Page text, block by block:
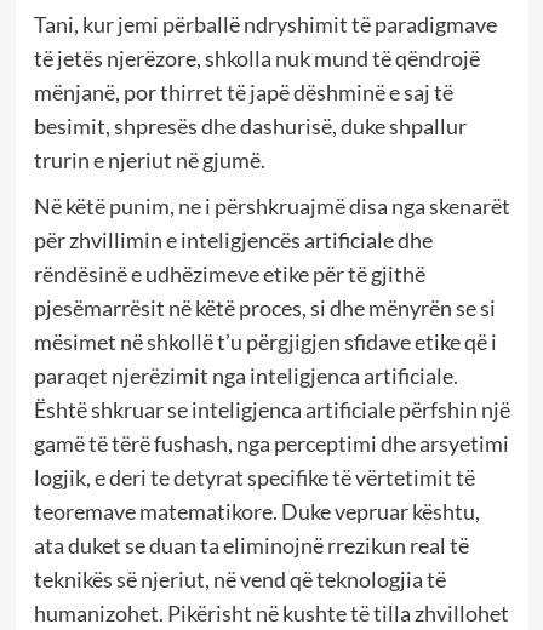
Tani, kur jemi përballë ndryshimit të paradigmave
të jetës njerëzore, shkolla nuk mund të qëndrojë
mënjanë, por thirret të japë dëshminë e saj të
besimit, shpresës dhe dashurisë, duke shpallur
trurin e njeriut në gjumë.
Në këtë punim, ne i përshkruajmë disa nga skenarët
për zhvillimin e inteligjencës artificiale dhe
rëndësinë e udhëzimeve etike për të gjithë
pjesëmarrësit në këtë proces, si dhe mënyrën se si
mësimet në shkollë t’u përgjigjen sfidave etike që i
paraqet njerëzimit nga inteligjenca artificiale.
Është shkruar se inteligjenca artificiale përfshin një
gamë të tërë fushash, nga perceptimi dhe arsyetimi
logjik, e deri te detyrat specifike të vërtetimit të
teoremave matematikore. Duke vepruar kështu,
ata duket se duan ta eliminojnë rrezikun real të
teknikës së njeriut, në vend që teknologjia të
humanizohet. Pikërisht në kushte të tilla zhvillohet